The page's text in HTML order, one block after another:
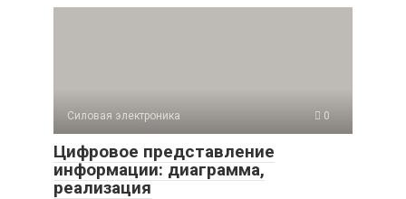
Силовая электроника 0
Цифровое представление
информации: диаграмма,
реализация